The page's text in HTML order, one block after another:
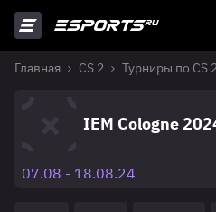
Главная CS 2 Турниры по CS
IEM Cologne
07.08 - 18.08.24